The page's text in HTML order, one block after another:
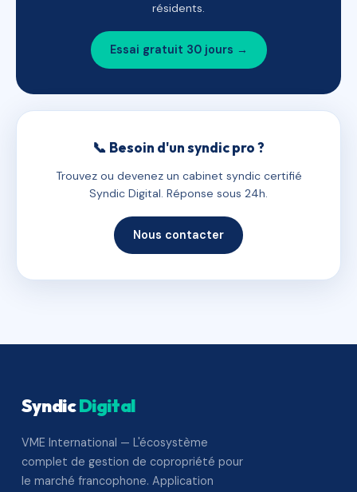
résidents.
Essai gratuit 30 jours →
📞 Besoin d'un syndic pro ?
Trouvez ou devenez un cabinet syndic certifié
Syndic Digital. Réponse sous 24h.
Nous contacter
SyndicDigital
VME International — L'écosystème
complet de gestion de copropriété pour
le marché francophone. Application